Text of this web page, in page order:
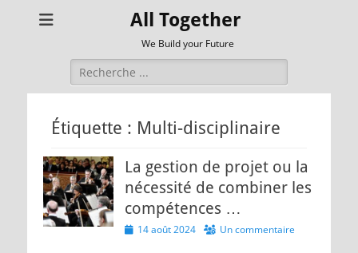
All Together
We Build your Future
Rechercher :
Étiquette : Multi-disciplinaire
La gestion de projet ou la
nécessité de combiner les
compétences …
Posted14 août 2024 Un commentaire